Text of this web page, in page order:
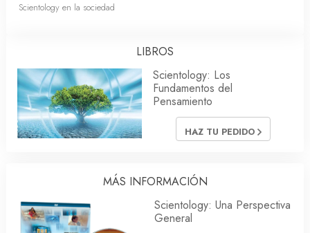
Scientology en la sociedad
LIBROS
Scientology: Los
Fundamentos del
Pensamiento
HAZ TU PEDIDO
MÁS INFORMACIÓN
Scientology: Una Perspectiva
General